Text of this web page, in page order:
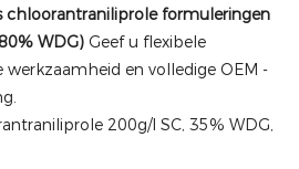
chloorantraniliprole formuleringen
WDG) Geef u flexibele
en volledige OEM -
200g/l SC, 35% WDG,